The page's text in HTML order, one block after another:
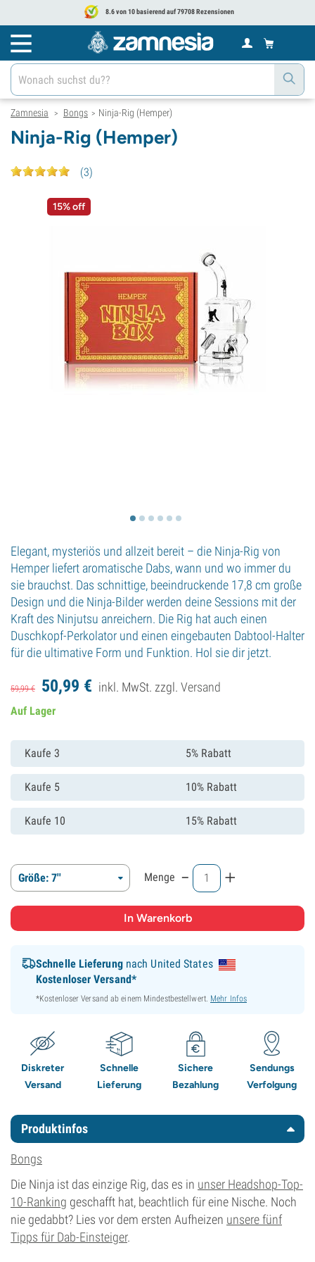
8.6 von 10 basierend auf 79708 Rezensionen
Zamnesia > Bongs > Ninja-Rig (Hemper)
Ninja-Rig (Hemper)
(3)
15% off
Elegant, mysteriös und allzeit bereit – die Ninja-Rig von
Hemper liefert aromatische Dabs, wann und wo immer du
sie brauchst. Das schnittige, beeindruckende 17,8 cm große
Design und die Ninja-Bilder werden deine Sessions mit der
Kraft des Ninjutsu anreichern. Die Rig hat auch einen
Duschkopf-Perkolator und einen eingebauten Dabtool-Halter
für die ultimative Form und Funktion. Hol sie dir jetzt.
59,99€ 50,99 € inkl. MwSt. zzgl. Versand
Auf Lager
Kaufe 3 5% Rabatt
Kaufe 5 10% Rabatt
Kaufe 10 15% Rabatt
Größe: 7'' Menge - +
Schnelle Lieferungnach United States
Kostenloser Versand*
*Kostenloser Versand ab einem Mindestbestellwert. Mehr Infos
Diskreter
Versand
Schnelle
Lieferung
Sichere
Bezahlung
Sendungs
Verfolgung
Produktinfos
Bongs
Die Ninja ist das einzige Rig, das es in unser Headshop-Top-
10-Ranking geschafft hat, beachtlich für eine Nische. Noch
nie gedabbt? Lies vor dem ersten Aufheizen unsere fünf
Tipps für Dab-Einsteiger.